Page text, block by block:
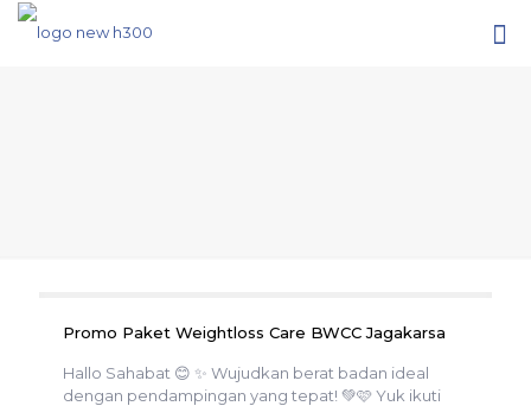
Promo Paket Weightloss Care BWCC Jagakarsa
Hallo Sahabat 😊 ✨ Wujudkan berat badan ideal
dengan pendampingan yang tepat! 💚🩷 Yuk ikuti